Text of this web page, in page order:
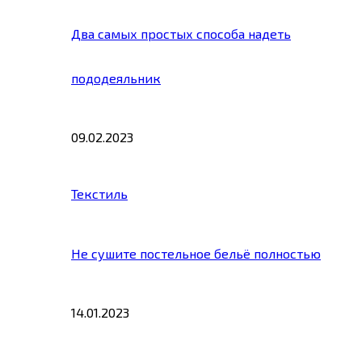
Два самых простых способа надеть
пододеяльник
09.02.2023
Текстиль
Не сушите постельное бельё полностью
14.01.2023